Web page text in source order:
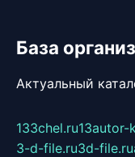
База
Актуальный
133chel.ru13autor-
3-d-file.ru3d-file.ru